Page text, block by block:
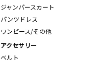
ジャンパースカート
パンツドレス
ワンピース/その他
アクセサリー
ベルト